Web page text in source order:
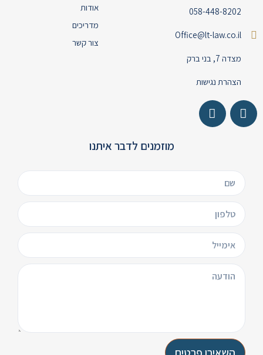
058-448-8202
Office@lt-law.co.il
מצדה 7, בני ברק
הצהרת נגישות
אודות
מדריכים
צור קשר
מוזמנים לדבר איתנו